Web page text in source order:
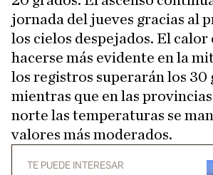
jornada del jueves gracias al
los cielos despejados. El calor
hacerse más evidente en la
los registros superarán los 30
mientras que en las
norte las temperaturas se
valores más moderados.
TE PUEDE INTERESAR